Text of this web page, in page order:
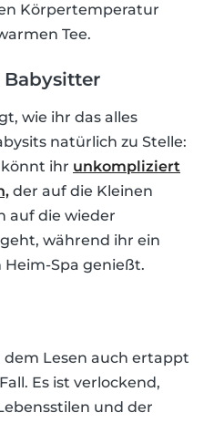
Körpertemperatur
Tee.
wie ihr das alles
natürlich zu Stelle:
ihr unkompliziert
der auf die Kleinen
auf die wieder
während ihr ein
Spa genießt.
Lesen auch ertappt
Es ist verlockend,
und der